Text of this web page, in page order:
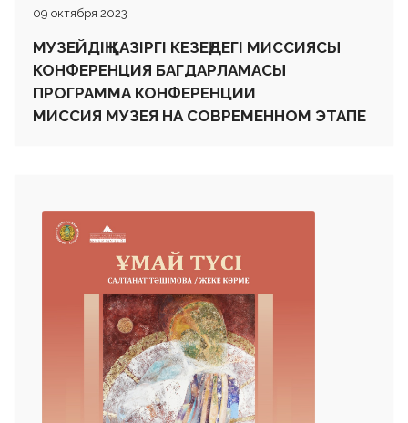
09 октября 2023
МУЗЕЙДІҢ ҚАЗІРГІ КЕЗЕҢДЕГІ МИССИЯСЫ
КОНФЕРЕНЦИЯ БАГДАРЛАМАСЫ
ПРОГРАММА КОНФЕРЕНЦИИ
МИССИЯ МУЗЕЯ НА СОВРЕМЕННОМ ЭТАПЕ